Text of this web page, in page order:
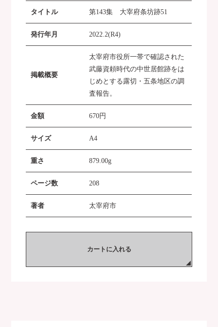
タイトル 第143集 大宰府条坊跡51
発行年月 2022.2(R4)
掲載概要
太宰府市役所一帯で確認された
武藤資頼時代の中世居館跡をは
じめとする露切・五条地区の調
査報告。
金額 670円
サイズ A4
重さ 879.00g
ページ数 208
著者 太宰府市
カートに入れる